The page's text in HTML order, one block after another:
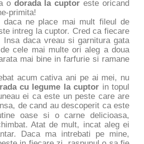
o dorada la cuptor este oricand
primita!
ne place mai mult fileul de
intreg la cuptor. Cred ca fiecare
Insa daca vreau si garnitura gata
cele mai multe ori aleg a doua
mai bine in farfurie si ramane
acum cativa ani pe ai mei, nu
cu legume la cuptor in topul
ei ca este un peste care are
de cand au descoperit ca este
oase si o carne delicioasa,
Atat de mult, incat aleg ei
Daca ma intrebati pe mine,